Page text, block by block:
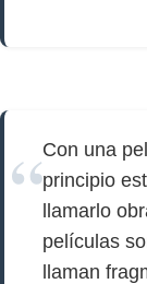
Con una
principio
llamarlo
películas
llaman